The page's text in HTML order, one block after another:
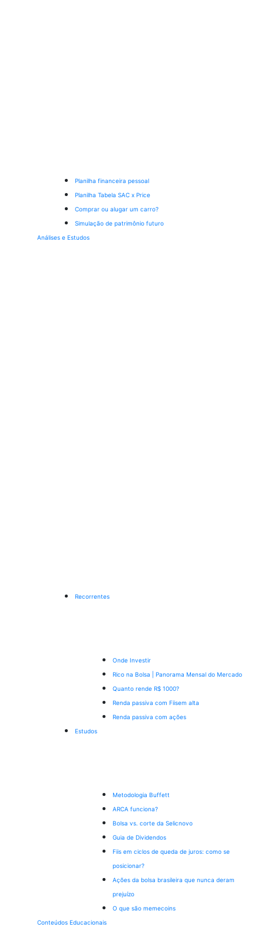
Planilha financeira pessoal
Planilha Tabela SAC x Price
Comprar ou alugar um carro?
Simulação de patrimônio futuro
Análises e Estudos
Recorrentes
Onde Investir
Rico na Bolsa | Panorama Mensal do Mercado
Quanto rende R$ 1000?
Renda passiva com Fiisem alta
Renda passiva com ações
Estudos
Metodologia Buffett
ARCA funciona?
Bolsa vs. corte da Selicnovo
Guia de Dividendos
Fiis em ciclos de queda de juros: como se
posicionar?
Ações da bolsa brasileira que nunca deram
prejuízo
O que são memecoins
Conteúdos Educacionais